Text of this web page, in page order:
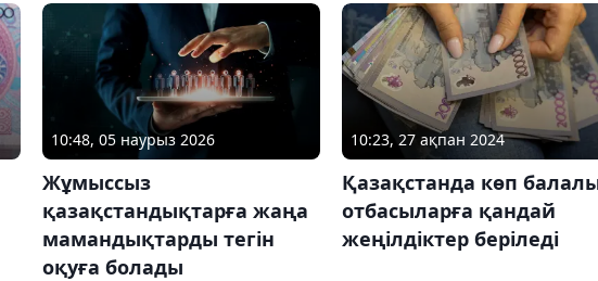
10:48, 05 наурыз 2026
Жұмыссыз
қазақстандықтарға жаңа
мамандықтарды тегін
оқуға болады
10:23, 27 ақпан 2024
Қазақстанда көп
отбасыларға қандай
жеңілдіктер беріледі